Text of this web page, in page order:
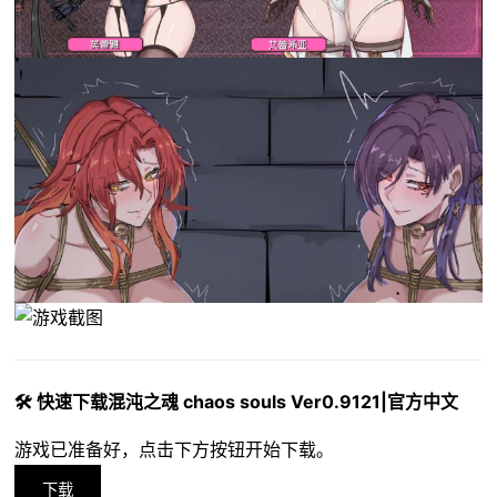
🛠️ 快速下载混沌之魂 chaos souls Ver0.9121|官方中文
游戏已准备好，点击下方按钮开始下载。
下载